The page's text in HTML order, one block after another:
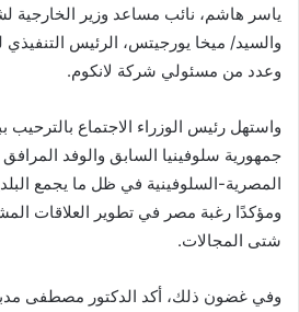
ياسر هاشم، نائب مساعد وزير الخارجية
وعدد من مسئولي شركة لانكوم.
واستهل رئيس الوزراء الاجتماع بالترحيب
جمهورية سلوفينيا السابق والوفد المرافق
المصرية-السلوفينية في ظل ما يجمع
ومؤكدًا رغبة مصر في تطوير العلاقات
شتى المجالات.
وفي غضون ذلك، أكد الدكتور مصطفى